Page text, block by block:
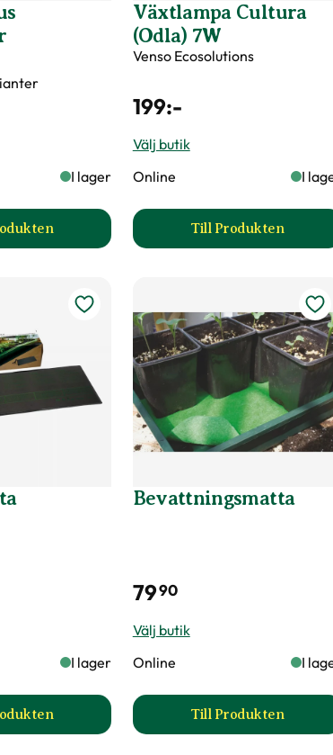
produktsida
I lager
till Minidrivhus Rootmaster produktsida
Växtlampa Cultura
(Odla) 7W
Venso Ecosolutions
199:-
Välj butik
Online
I
Till Produkten
till Växtlampa
I lager
till Värmematta produktsida
Bevattningsmatta
7990
Välj butik
Online
I
Till Produkten
till